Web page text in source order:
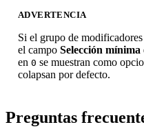
ADVERTENCIA
Si el grupo de
el campo Selección mínima
en 0 se muestran como
colapsan por defecto.
Preguntas